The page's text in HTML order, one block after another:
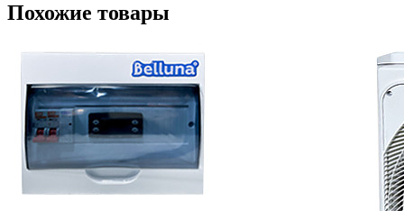
Похожие товары